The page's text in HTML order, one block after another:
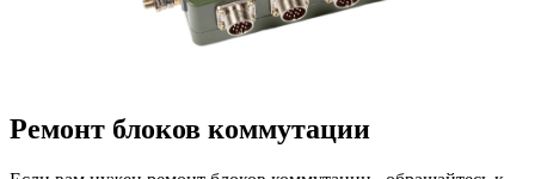
беговых дорожек
бензобуров
бензорезов
Ремонт блоков коммутации